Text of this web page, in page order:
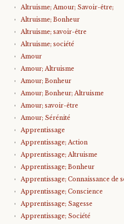
Altruisme; Amour; Savoir-être;
Altruisme; Bonheur
Altruisme; savoir-être
Altruisme; société
Amour
Amour; Altruisme
Amour; Bonheur
Amour; Bonheur; Altruisme
Amour; savoir-être
Amour; Sérénité
Apprentissage
Apprentissage; Action
Apprentissage; Altruisme
Apprentissage; Bonheur
Apprentissage; Connaissance de
Apprentissage; Conscience
Apprentissage; Sagesse
Apprentissage; Société